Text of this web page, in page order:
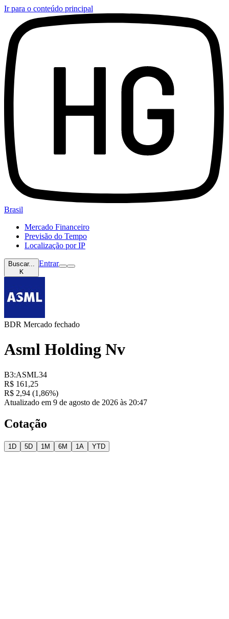
Ir para o conteúdo principal
Brasil
Mercado Financeiro
Previsão do Tempo
Localização por IP
Buscar...
K
Entrar
BDR Mercado fechado
Asml Holding Nv
B3:ASML34
R$ 161,25
R$ 2,94 (1,86%)
Atualizado em 9 de agosto de 2026 às 20:47
Cotação
1D 5D 1M 6M 1A YTD